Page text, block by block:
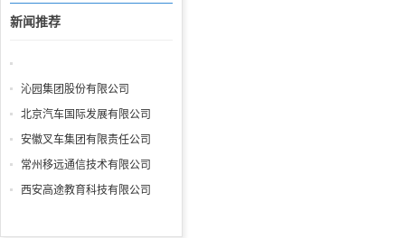
新闻推荐
沁园集团股份有限公司
北京汽车国际发展有限公司
安徽叉车集团有限责任公司
常州移远通信技术有限公司
西安高途教育科技有限公司